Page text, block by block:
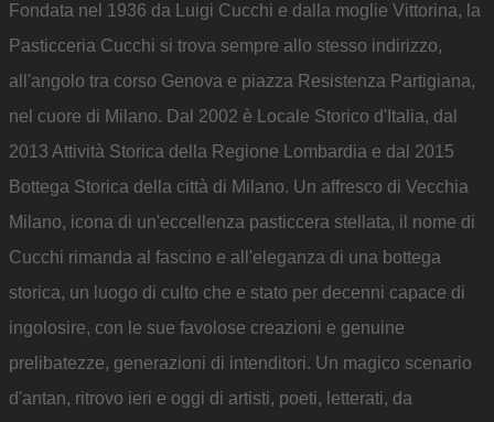
Fondata nel 1936 da Luigi Cucchi e dalla moglie Vittorina, la
Pasticceria Cucchi si trova sempre allo stesso indirizzo,
all'angolo tra corso Genova e piazza Resistenza Partigiana,
nel cuore di Milano. Dal 2002 è Locale Storico d'Italia, dal
2013 Attività Storica della Regione Lombardia e dal 2015
Bottega Storica della città di Milano. Un affresco di Vecchia
Milano, icona di un'eccellenza pasticcera stellata, il nome di
Cucchi rimanda al fascino e all'eleganza di una bottega
storica, un luogo di culto che e stato per decenni capace di
ingolosire, con le sue favolose creazioni e genuine
prelibatezze, generazioni di intenditori. Un magico scenario
d'antan, ritrovo ieri e oggi di artisti, poeti, letterati, da